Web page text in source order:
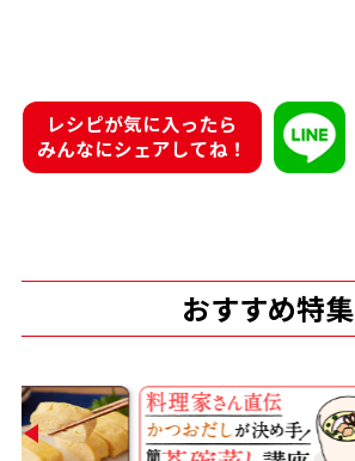
商品情報一覧
レシピが気に入ったら
みんなにシェアしてね！
おすすめ特集